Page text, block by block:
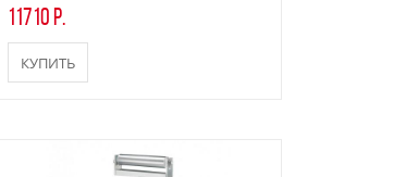
11710 р.
КУПИТЬ